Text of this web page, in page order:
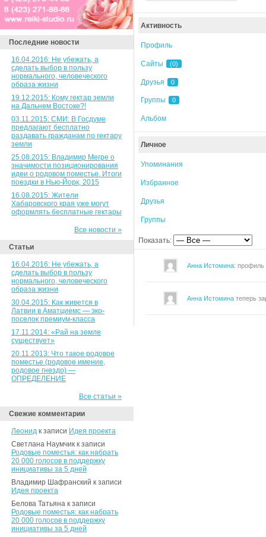
Последние новости
16.04.2016: Не убежать, а
сделать выбор в пользу
нормального, человеческого
образа жизни
19.12.2015: Кому гектар земли
на Дальнем Востоке?!
03.11.2015: СМИ: В Госдуме
предлагают бесплатно
раздавать гражданам по гектару
земли
25.08.2015: Владимир Мегре о
значимости позиционирования
идеи о родовом поместье. Итоги
поездки в Нью-Йорк, 2015
16.08.2015: Жители
Хабаровского края уже могут
оформлять бесплатные гектары
Все новости »
Статьи
16.04.2016: Не убежать, а
сделать выбор в пользу
нормального, человеческого
образа жизни
30.04.2015: Как живется в
Латвии в Аматциемс — эко-
поселок премиум-класса
17.11.2014: «Рай на земле
существует»
20.11.2013: Что такое родовое
поместье (родовое имение,
родовое гнездо) —
ОПРЕДЕЛЕНИЕ
Все статьи »
Свежие комментарии
Леонид к записи Идея проекта
Светлана Наумчик к записи
Родовые поместья: как набрать
20 000 голосов в поддержку
инициативы за 5 дней
Владимир Шафранский к записи
Идея проекта
Белова Татьяна к записи
Родовые поместья: как набрать
20 000 голосов в поддержку
инициативы за 5 дней
Активность
Профиль
Сайты (0)
Друзья 0
Группы 0
Альбом
Личное
Упоминания
Избранное
Друзья
Группы
Показать:
Анна Истомина:
Анна Истомина теперь